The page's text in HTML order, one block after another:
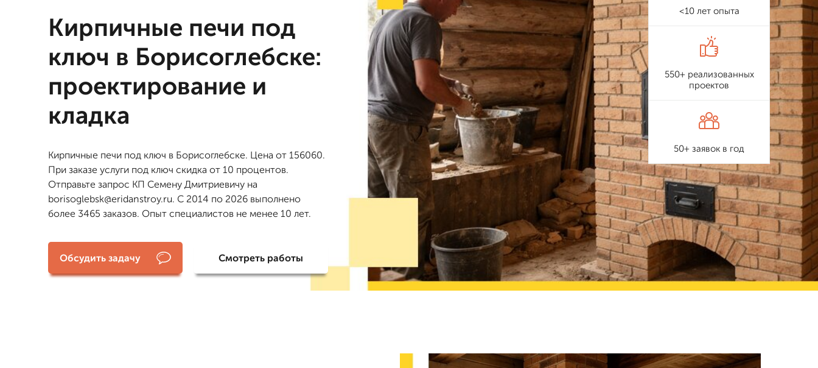
Кирпичные печи под
ключ в Борисоглебске:
проектирование и
кладка
Кирпичные печи под ключ в Борисоглебске. Цена от 156060.
При заказе услуги под ключ скидка от 10 процентов.
Отправьте запрос КП Семену Дмитриевичу на
borisoglebsk@eridanstroy.ru. С 2014 по 2026 выполнено
более 3465 заказов. Опыт специалистов не менее 10 лет.
Обсудить задачу Смотреть работы
<10 лет опыта
550+ реализованных
проектов
50+ заявок в год